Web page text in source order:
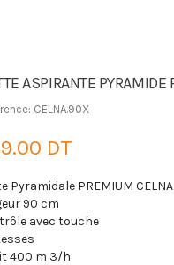
ASPIRANTE
CELNA.90X
DT
Pyramidale PREMIUM CELNA
90 cm
avec touche
400 m 3/h